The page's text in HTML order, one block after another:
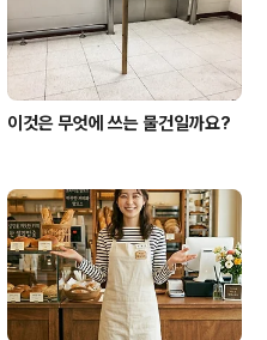
이것은 무엇에 쓰는 물건일까요?